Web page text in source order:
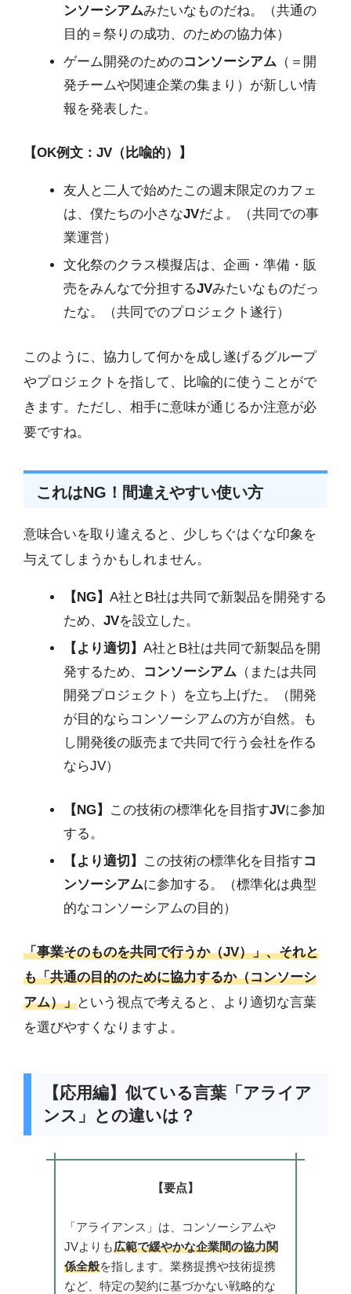
ンソーシアムみたいなものだね。（共通の
目的＝祭りの成功、のための協力体）
ゲーム開発のためのコンソーシアム （＝開
発チームや関連企業の集まり）が新しい情
報を発表した。
【OK例文：JV（比喩的）】
友人と二人で始めたこの週末限定のカフェ
は、僕たちの小さなJVだよ。（共同での事
業運営）
文化祭のクラス模擬店は、企画・準備・販
売をみんなで分担するJVみたいなものだっ
たな。（共同でのプロジェクト遂行）
このように、協力して何かを成し遂げるグループ
やプロジェクトを指して、比喩的に使うことがで
きます。ただし、相手に意味が通じるか注意が必
要ですね。
これはNG！間違えやすい使い方
意味合いを取り違えると、少しちぐはぐな印象を
与えてしまうかもしれません。
【NG】 A社とB社は共同で新製品を開発する
ため、 JVを設立した。
【より適切】 A社とB社は共同で新製品を開
発するため、
コンソーシアム （または共同
開発プロジェクト）を立ち上げた。（開発
が目的ならコンソーシアムの方が自然。も
し開発後の販売まで共同で行う会社を作る
ならJV）
【NG】 この技術の標準化を目指すJVに参加
する。
【より適切】
この技術の標準化を目指すコ
ンソーシアムに参加する。（標準化は典型
的なコンソーシアムの目的）
「事業そのものを共同で行うか（JV）」、それと
も「共通の目的のために協力するか（コンソーシ
アム）」という視点で考えると、より適切な言葉
を選びやすくなりますよ。
【応用編】似ている言葉「アライア
ンス」との違いは？
【要点】
「アライアンス」は、コンソーシアムや
JVよりも広範で緩やかな企業間の協力関
係全般を指します。業務提携や技術提携
など、特定の契約に基づかない戦略的な